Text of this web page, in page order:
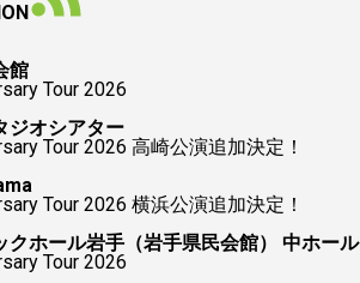
館
Tour 2026
ジオシアター
Tour 2026 高崎公演追加決定！
Tour 2026 横浜公演追加決定！
クホール岩手（岩手県民会館） 中ホール
Tour 2026